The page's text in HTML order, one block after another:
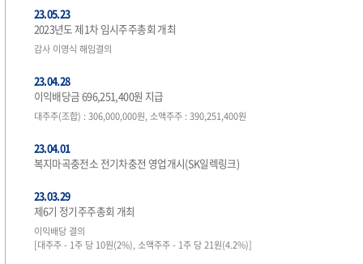
23.05.23
2023년도 제1차 임시주주총회 개최
감사 이영식 해임결의
23.04.28
이익배당금 696,251,400원 지급
대주주(조합) : 306,000,000원, 소액주주 : 390,251,400원
23.04.01
복지마곡충전소 전기차충전 영업개시(SK일렉링크)
23.03.29
제6기 정기주주총회 개최
이익배당 결의
[대주주 - 1주 당 10원(2%), 소액주주 - 1주 당 21원(4.2%)]